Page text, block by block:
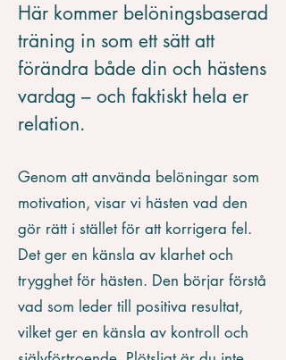
Här kommer belöningsbaserad
träning in som ett sätt att
förändra både din och hästens
vardag – och faktiskt hela er
relation.
Genom att använda belöningar som
motivation, visar vi hästen vad den
gör rätt i stället för att korrigera fel.
Det ger en känsla av klarhet och
trygghet för hästen. Den börjar förstå
vad som leder till positiva resultat,
vilket ger en känsla av kontroll och